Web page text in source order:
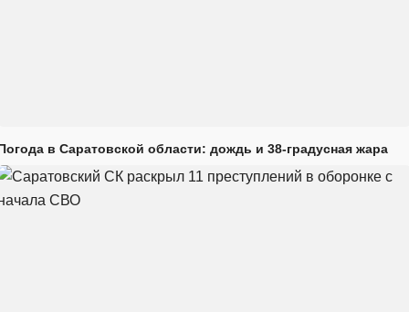
в Саратовской области: дождь и 38-градусная жара